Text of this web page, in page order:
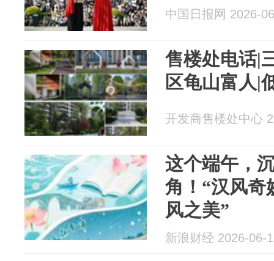
中国日报网 2026-
售楼处电话|
区龟山富人|
开发商售楼处中心
这个端午，
角！“汉风奇
风之美”
新浪财经 2026-06-